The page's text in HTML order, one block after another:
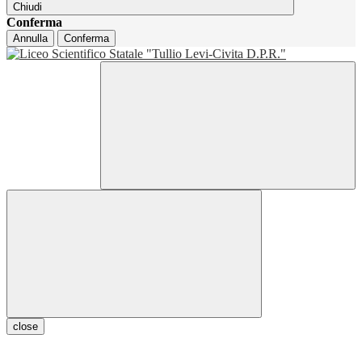
Chiudi
Conferma
Annulla Conferma
close